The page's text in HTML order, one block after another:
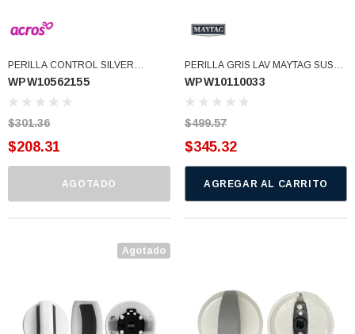
BALERO 6006 ORIG SELLO NEOPRENO
$46.62
PERILLA CONTROL SILVER
(WPW10562155)
WPW10562155
$301.36
$208.31
AGOTADO
PERILLA GRIS LAV MAYTAG SUST.
W10112570 W10110033
(WPW10110033)
WPW10110033
$499.57
$345.32
AGREGAR AL CARRITO
Agotado